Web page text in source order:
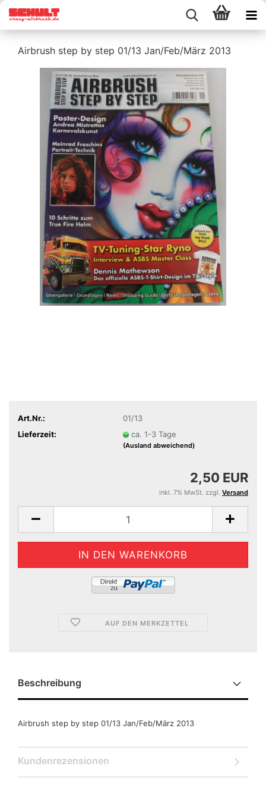
Airbrush step by step 01/13 Jan/Feb/März 2013
Art.Nr.:
01/13
Lieferzeit:
ca. 1-3 Tage
(Ausland abweichend)
2,50 EUR
inkl. 7% MwSt. zzgl. Versand
AUF DEN MERKZETTEL
Beschreibung
Airbrush step by step 01/13 Jan/Feb/März 2013
Kundenrezensionen